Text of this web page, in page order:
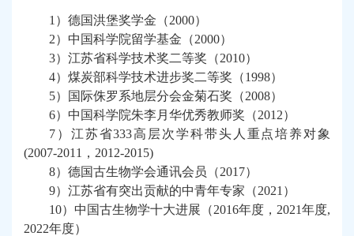
1 ）德国洪堡奖学金（2000）
2）中国科学院留学基金（2000）
3）江苏省科学技术奖二等奖（2010）
4）煤炭部科学技术进步奖二等奖（1998）
5）国际侏罗系地层分会金菊石奖（2008）
6）中国科学院朱李月华优秀教师奖（2012）
7 ）江苏省333高层次学科带头人重点培养对象
(2007-2011 ， 2012-2015)
8）德国古生物学会通讯会员（2017）
9）江苏省有突出贡献的中青年专家（2021 ）
10）中国古生物学十大进展（2016年度 ， 2021年度,
2022年度）